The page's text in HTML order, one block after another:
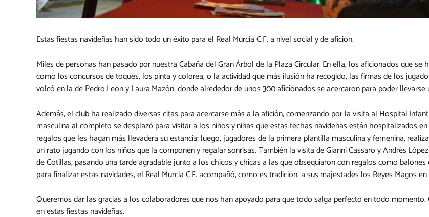
Estas fiestas navideñas han sido todo un éxito para el Real Murcia C.F. a nivel social y de afición.
Miles de personas han pasado por nuestra Cabaña del Gran Árbol de la Plaza Circular. En ella, los aficionados que
como los concursos de toques, los pinta y colorea, o la actividad que más ilusión ha recogido, las firmas de los
volcó en la de Pedro León y Laura Mazón, donde alrededor de unos 300 aficionados se acercaron para poder
Además, el club ha realizado diversas citas para acercarse más a la afición, comenzando por la visita al Hospital
masculina al completo se desplazó para visitar a los niños y niñas que estas fechas navideñas están hospitalizados
regalos que les hagan más llevadera su estancia; luego, jugadores de la primera plantilla masculina y femenina,
un rato jugando con los niños que la componen y regalar sonrisas. También la visita de Gianni Cassaro y Andrés
de Cotillas, pasando una tarde agradable junto a los chicos y chicas a las que obsequiaron con regalos como
para finalizar estas navidades, el Real Murcia C.F. acompañó, como es tradición, a sus majestades los Reyes Magos
Queremos dar las gracias a los colaboradores que nos han apoyado para que todo salga perfecto en todo momento.
en estas fiestas navideñas.